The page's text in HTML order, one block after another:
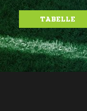
TABELLE